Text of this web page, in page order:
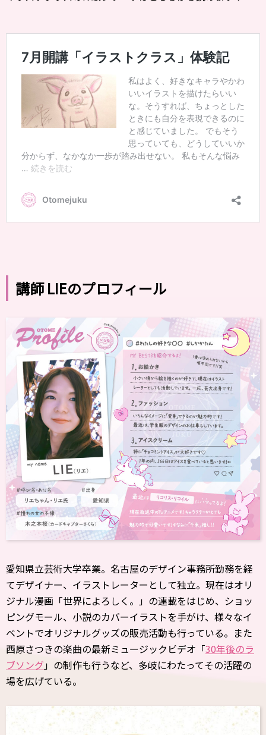
講師 LIEのプロフィール
愛知県立芸術大学卒業。名古屋のデザイン事務所勤務を経
てデザイナー、イラストレーターとして独立。現在はオリ
ジナル漫画「世界によろしく。」の連載をはじめ、ショッ
ピングモール、小説のカバーイラストを手がけ、様々なイ
ベントでオリジナルグッズの販売活動も行っている。また
西原さつきの楽曲の最新ミュージックビデオ「30年後のラ
ブソング」の制作も行うなど、多岐にわたってその活躍の
場を広げている。